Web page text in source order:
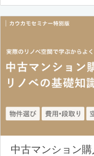
中古マンション